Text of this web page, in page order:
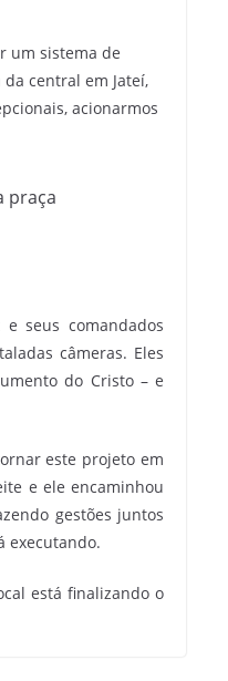
um sistema de
central em Jateí,
acionarmos
praça
seus comandados
câmeras. Eles
do Cristo – e
este projeto em
e ele encaminhou
gestões juntos
executando.
está finalizando o